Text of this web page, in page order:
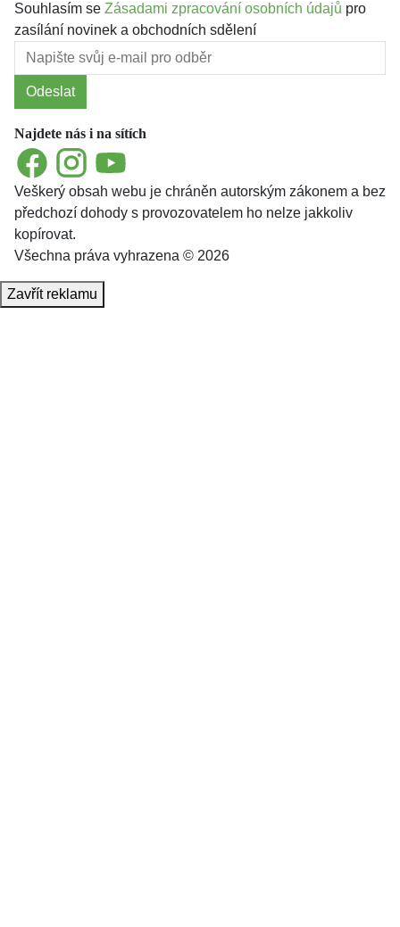
Souhlasím se Zásadami zpracování osobních údajů pro
zasílání novinek a obchodních sdělení
Odeslat
Najdete nás i na sítích
FacebookInstagramYouTube
Veškerý obsah webu je chráněn autorským zákonem a bez
předchozí dohody s provozovatelem ho nelze jakkoliv
kopírovat.
Všechna práva vyhrazena © 2026
Zavřít reklamu